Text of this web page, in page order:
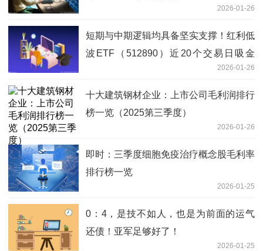
2026-01-26
短期与中期逻辑均具备坚实支撑！红利低
波ETF（512890）近20个交易日吸金
2026-01-26
十大建筑钢材企业：上市公司毛利润排行
榜一览（2025第三季度）
2026-01-26
即时：三季度细胞免疫治疗概念股毛利率
排行榜一览
2026-01-25
0：4，是技不如人，也是为前面的运气
还债！亚军足够好了！
2026-01-25